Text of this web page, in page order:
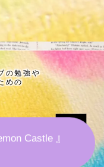
プチ辞典ク
の勉強や
めの
Castle 』